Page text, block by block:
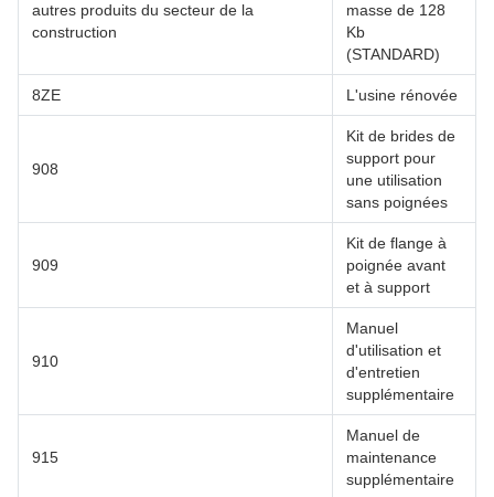
autres produits du secteur de la
construction
masse de 128
Kb
(STANDARD)
8ZE L'usine rénovée
908
Kit de brides de
support pour
une utilisation
sans poignées
909
Kit de flange à
poignée avant
et à support
910
Manuel
d'utilisation et
d'entretien
supplémentaire
915
Manuel de
maintenance
supplémentaire